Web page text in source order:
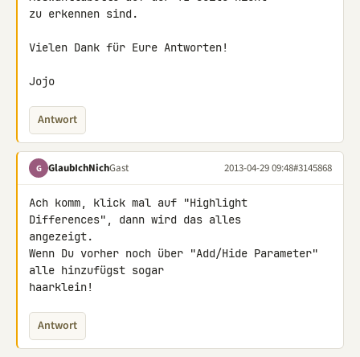
zu erkennen sind.
Vielen Dank für Eure Antworten!
Jojo
Antwort
G GlaubIchNichGast 2013-04-29 09:48#3145868
Ach komm, klick mal auf "Highlight
Differences", dann wird das alles
angezeigt.
Wenn Du vorher noch über "Add/Hide Parameter"
alle hinzufügst sogar
haarklein!
Antwort